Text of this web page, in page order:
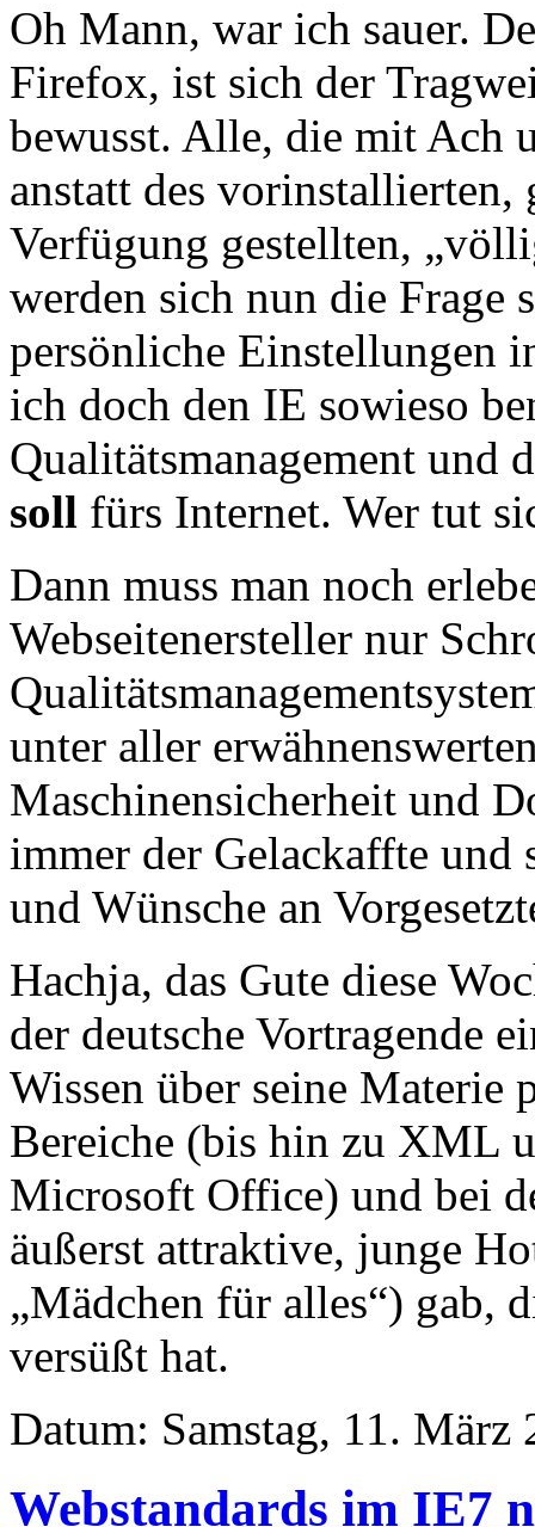
Oh Mann, war ich sauer.
Firefox, ist sich der
bewusst. Alle, die mit Ach
anstatt des
Verfügung gestellten,
werden sich nun die Frage
persönliche Einstellungen
ich doch den IE sowieso
Qualitätsmanagement und
soll fürs Internet. Wer tut
Dann muss man noch
Webseitenersteller nur
unter aller
Maschinensicherheit und
immer der Gelackaffte und
und Wünsche an
Hachja, das Gute diese
der deutsche Vortragende
Wissen über seine Materie
Bereiche (bis hin zu XML
Microsoft Office) und bei
äußerst attraktive, junge
„Mädchen für alles“) gab,
versüßt hat.
Datum: Samstag, 11.
Webstandards im IE7